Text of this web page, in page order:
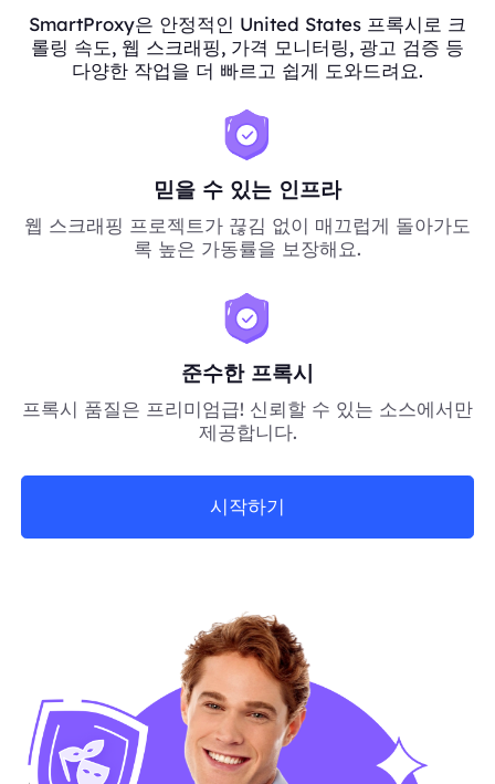
SmartProxy은 안정적인 United States 프록시로 크
롤링 속도, 웹 스크래핑, 가격 모니터링, 광고 검증 등
다양한 작업을 더 빠르고 쉽게 도와드려요.
믿을 수 있는 인프라
웹 스크래핑 프로젝트가 끊김 없이 매끄럽게 돌아가도
록 높은 가동률을 보장해요.
준수한 프록시
프록시 품질은 프리미엄급! 신뢰할 수 있는 소스에서만
제공합니다.
시작하기